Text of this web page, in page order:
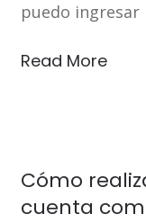
puedo ingresar
Read More
Cómo
cuenta